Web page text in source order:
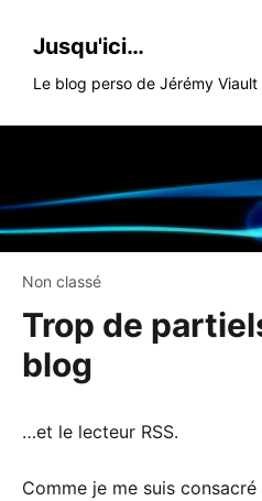
Jusqu'ici…
Le blog perso de Jérémy Viault
Non classé
Trop de
blog
…et le lecteur RSS.
Comme je me suis